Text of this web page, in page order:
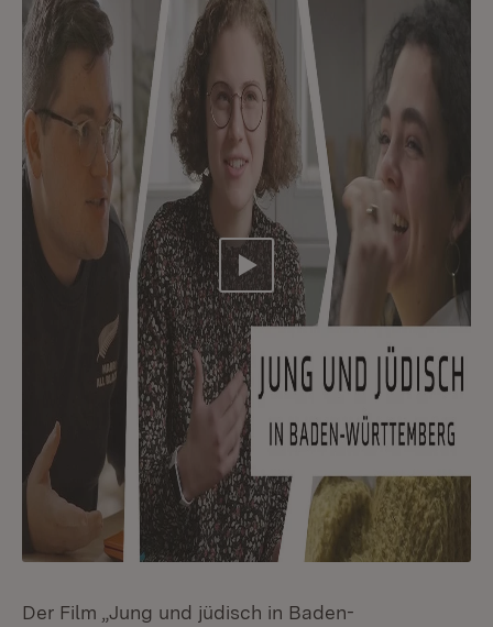
Video abspielen
Der Film „Jung und jüdisch in Baden-